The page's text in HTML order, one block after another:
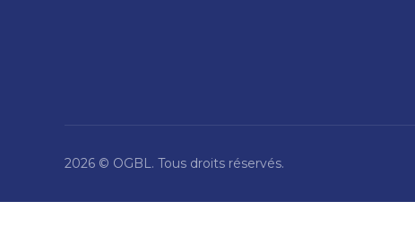
2026 © OGBL. Tous droits réservés.